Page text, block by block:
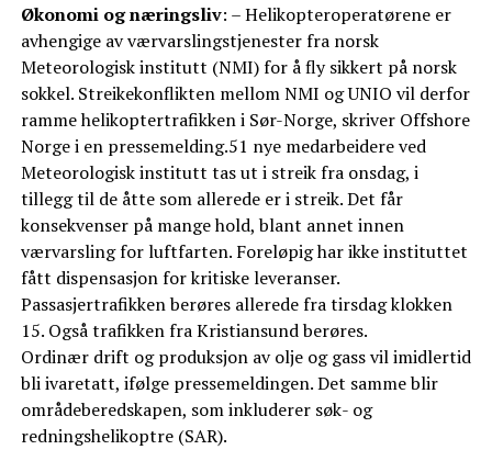
Økonomi og næringsliv: – Helikopteroperatørene er
avhengige av værvarslingstjenester fra norsk
Meteorologisk institutt (NMI) for å fly sikkert på norsk
sokkel. Streikekonflikten mellom NMI og UNIO vil derfor
ramme helikoptertrafikken i Sør-Norge, skriver Offshore
Norge i en pressemelding.51 nye medarbeidere ved
Meteorologisk institutt tas ut i streik fra onsdag, i
tillegg til de åtte som allerede er i streik. Det får
konsekvenser på mange hold, blant annet innen
værvarsling for luftfarten. Foreløpig har ikke instituttet
fått dispensasjon for kritiske leveranser.
Passasjertrafikken berøres allerede fra tirsdag klokken
15. Også trafikken fra Kristiansund berøres.
Ordinær drift og produksjon av olje og gass vil imidlertid
bli ivaretatt, ifølge pressemeldingen. Det samme blir
områdeberedskapen, som inkluderer søk- og
redningshelikoptre (SAR).